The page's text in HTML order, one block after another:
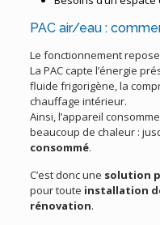
PAC air/eau :
Le fonctionnement
La PAC capte l’énergie
fluide frigorigène, la
chauffage intérieur.
Ainsi, l’appareil
beaucoup de chaleur :
consommé.
C’est donc une solution
pour toute installation
rénovation.